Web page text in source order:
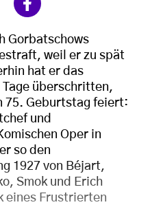
Gorbatschows
weil er zu spät
hat er das
überschritten,
75. Geburtstag feiert:
und
Oper in
so den
1927 von Béjart,
Smok und Erich
eines Frustrierten